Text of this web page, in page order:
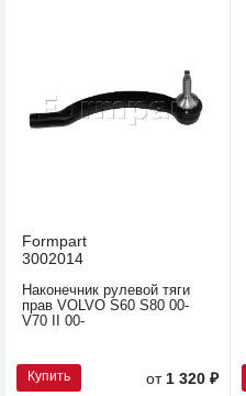
Formpart
3002014
Наконечник рулевой тяги
прав VOLVO S60 S80 00-
V70 II 00-
Купить от1 320 ₽